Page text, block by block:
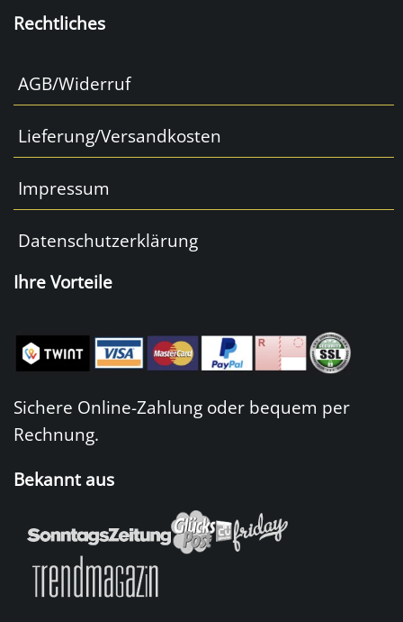
Rechtliches
AGB/Widerruf
Lieferung/Versandkosten
Impressum
Datenschutzerklärung
Ihre Vorteile
Sichere Online-Zahlung oder bequem per
Rechnung.
Bekannt aus